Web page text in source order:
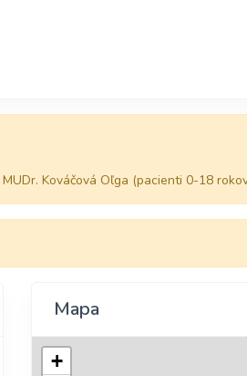
Kováčová Oľga (pacienti 0-18
Mapa
+